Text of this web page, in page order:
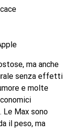
ma anche
senza effetti
e molte
Le Max sono
il peso, ma